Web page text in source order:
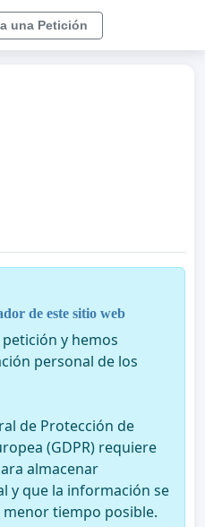
una Petición
de este sitio web
y hemos
personal de los
de Protección de
(GDPR) requiere
almacenar
y que la información se
tiempo posible.